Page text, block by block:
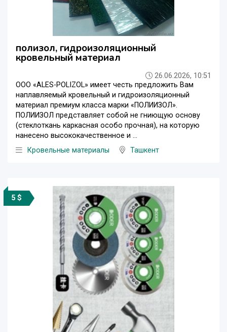
полизол, гидроизоляционный
кровельный материал
26.06.2026, 10:51
ООО «ALES-POLIZOL» имеет честь предложить Вам
наплавляемый кровельный и гидроизоляционный
материал премиум класса марки «ПОЛИИЗОЛ».
ПОЛИИЗОЛ представляет собой не гниющую основу
(стеклоткань каркасная особо прочная), на которую
нанесено высококачественное и ...
Кровельные материалы
Ташкент
5 $